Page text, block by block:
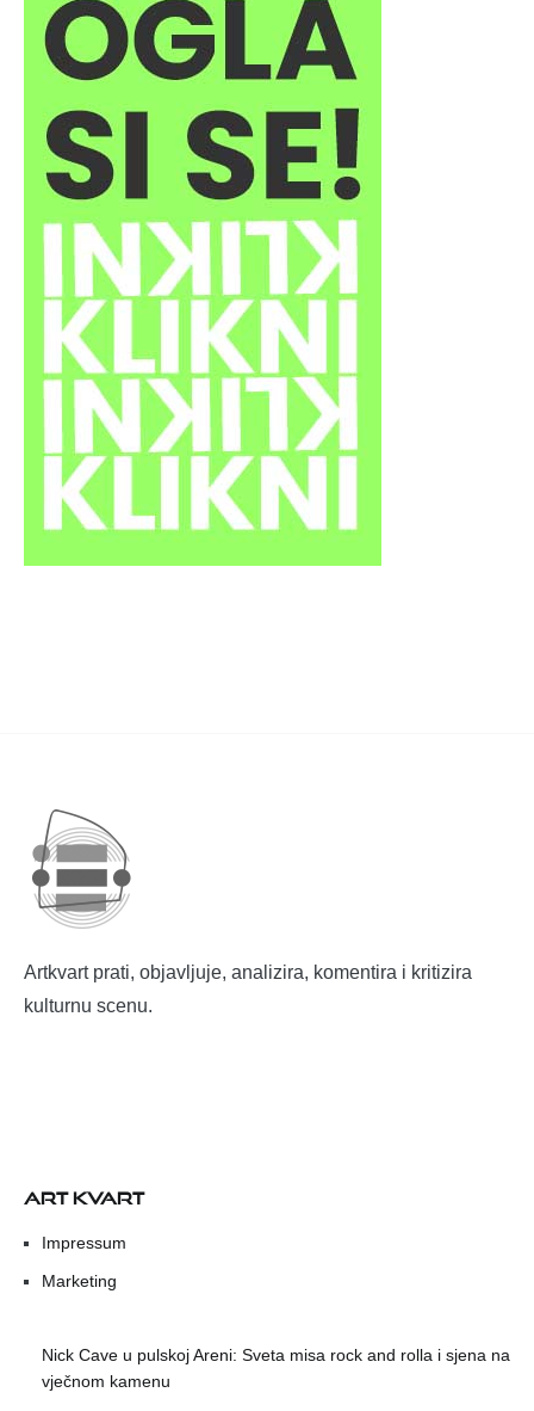
Artkvart prati, objavljuje, analizira, komentira i kritizira
kulturnu scenu.
ART KVART
Impressum
Marketing
Nick Cave u pulskoj Areni: Sveta misa rock and rolla i sjena na
vječnom kamenu